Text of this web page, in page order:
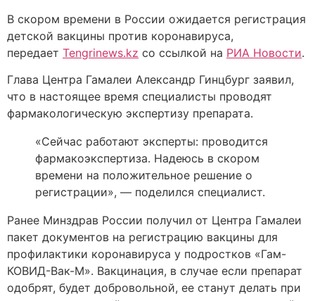
В скором времени в России ожидается регистрация
детской вакцины против коронавируса,
передает Tengrinews.kz со ссылкой на РИА Новости.
Глава Центра Гамалеи Александр Гинцбург заявил,
что в настоящее время специалисты проводят
фармакологическую экспертизу препарата.
«Сейчас работают эксперты: проводится
фармакоэкспертиза. Надеюсь в скором
времени на положительное решение о
регистрации», — поделился специалист.
Ранее Минздрав России получил от Центра Гамалеи
пакет документов на регистрацию вакцины для
профилактики коронавируса у подростков «Гам-
КОВИД-Вак-М». Вакцинация, в случае если препарат
одобрят, будет добровольной, ее станут делать при